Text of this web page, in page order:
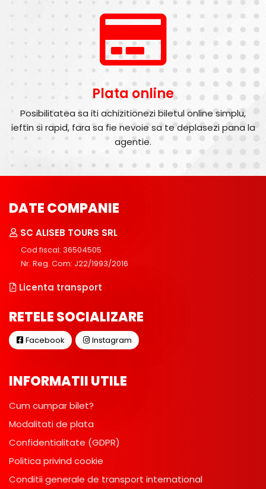
Plata online
Posibilitatea sa iti achizitionezi biletul online simplu,
ieftin si rapid, fara sa fie nevoie sa te deplasezi pana la
agentie.
DATE COMPANIE
SC ALISEB TOURS SRL
Cod fiscal: 36504505
Nr. Reg. Com: J22/1993/2016
Licenta transport
RETELE SOCIALIZARE
Facebook Instagram
INFORMATII UTILE
Cum cumpar bilet?
Modalitati de plata
Confidentialitate (GDPR)
Politica privind cookie
Conditii generale de transport international